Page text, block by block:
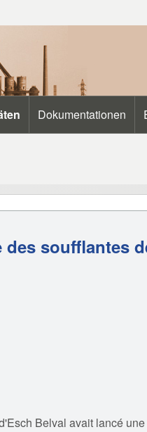
Dokumentationen
soufflantes
Belval avait lancé